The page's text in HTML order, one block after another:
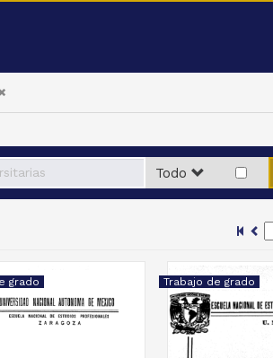
Todo
grado Trabajo de grado